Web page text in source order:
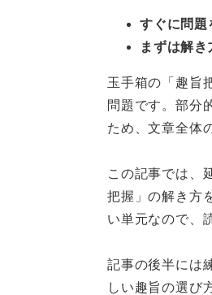
すぐに問題
まずは解き
玉手箱の「趣旨
問題です。部分
ため、文章全体
この記事では、
把握」の解き方
い単元なので、
記事の後半には
しい趣旨の選び